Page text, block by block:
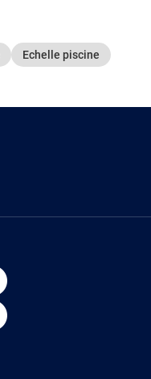
Echelle piscine